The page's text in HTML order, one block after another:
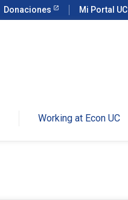
Donaciones Mi Portal UC
Working at Econ UC